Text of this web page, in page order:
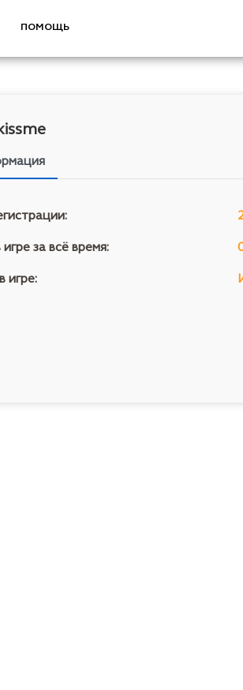
ПОМОЩЬ
за всё время:
игре: